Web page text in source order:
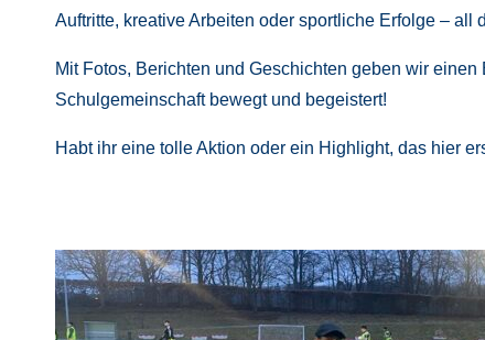
Auftritte, kreative Arbeiten oder sportliche Erfolge – all
Mit Fotos, Berichten und Geschichten geben wir
Schulgemeinschaft bewegt und begeistert!
Habt ihr eine tolle Aktion oder ein Highlight, das hier